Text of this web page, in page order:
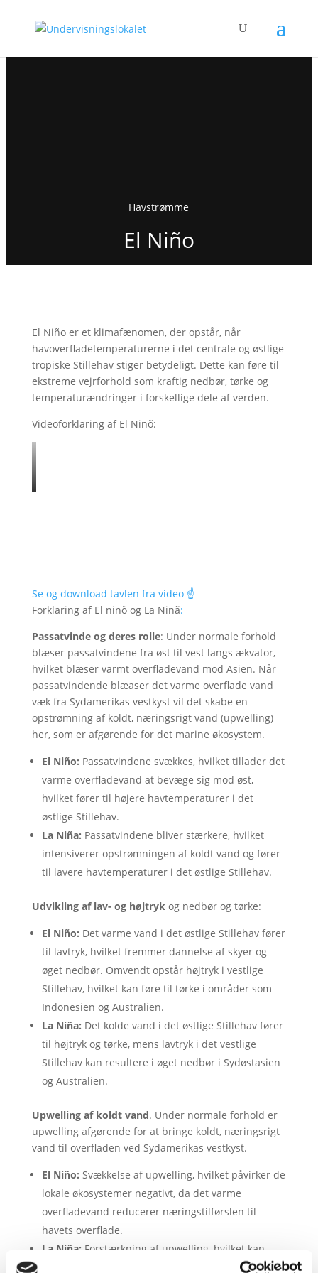
Havstrømme
El Niño
El Niño er et klimafænomen, der opstår, når
havoverfladetemperaturerne i det centrale og østlige
tropiske Stillehav stiger betydeligt. Dette kan føre til
ekstreme vejrforhold som kraftig nedbør, tørke og
temperaturændringer i forskellige dele af verden.
Videoforklaring af El Ninõ:
Se og download tavlen fra video ☝️
Forklaring af El ninõ og La Ninã:
Passatvinde og deres rolle: Under normale forhold
blæser passatvindene fra øst til vest langs ækvator,
hvilket blæser varmt overfladevand mod Asien. Når
passatvindende blæaser det varme overflade vand
væk fra Sydamerikas vestkyst vil det skabe en
opstrømning af koldt, næringsrigt vand (upwelling)
her, som er afgørende for det marine økosystem.
El Niño: Passatvindene svækkes, hvilket tillader det
varme overfladevand at bevæge sig mod øst,
hvilket fører til højere havtemperaturer i det
østlige Stillehav.
La Niña: Passatvindene bliver stærkere, hvilket
intensiverer opstrømningen af koldt vand og fører
til lavere havtemperaturer i det østlige Stillehav.
Udvikling af lav- og højtryk og nedbør og tørke:
El Niño: Det varme vand i det østlige Stillehav fører
til lavtryk, hvilket fremmer dannelse af skyer og
øget nedbør. Omvendt opstår højtryk i vestlige
Stillehav, hvilket kan føre til tørke i områder som
Indonesien og Australien.
La Niña: Det kolde vand i det østlige Stillehav fører
til højtryk og tørke, mens lavtryk i det vestlige
Stillehav kan resultere i øget nedbør i Sydøstasien
og Australien.
Upwelling af koldt vand. Under normale forhold er
upwelling afgørende for at bringe koldt, næringsrigt
vand til overfladen ved Sydamerikas vestkyst.
El Niño: Svækkelse af upwelling, hvilket påvirker de
lokale økosystemer negativt, da det varme
overfladevand reducerer næringstilførslen til
havets overflade.
La Niña:Forstærkning af upwelling, hvilket kan
forbedre de marine økosystemer ved at bringe